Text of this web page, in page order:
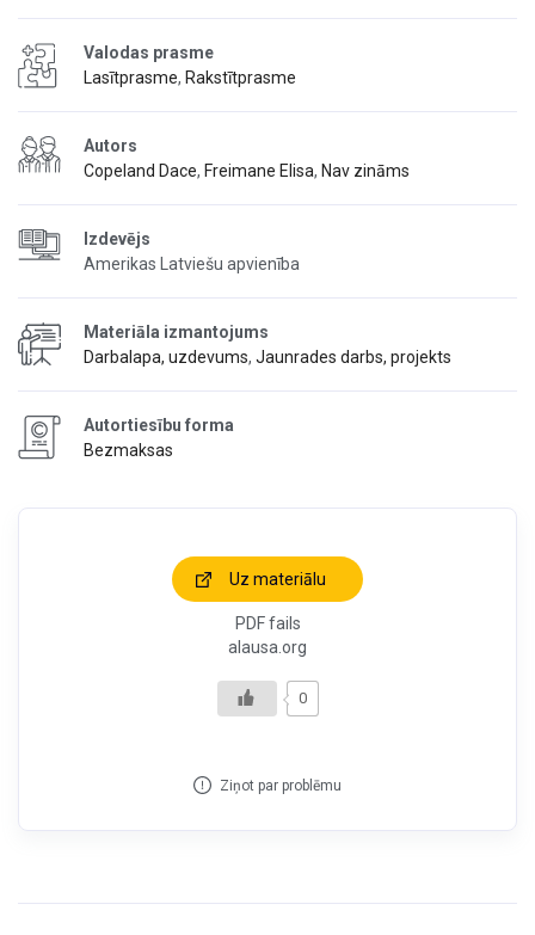
Valodas prasme
Lasītprasme, Rakstītprasme
Autors
Copeland Dace, Freimane Elisa, Nav zināms
Izdevējs
Amerikas Latviešu apvienība
Materiāla izmantojums
Darbalapa, uzdevums, Jaunrades darbs, projekts
Autortiesību forma
Bezmaksas
Uz materiālu
PDF fails
alausa.org
0
Ziņot par problēmu